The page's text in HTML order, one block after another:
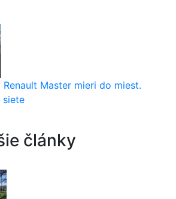
Master mieri do miest.
siete
články